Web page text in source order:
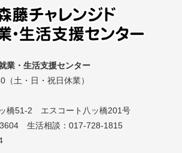
業・生活支援センター
土・日・祝日休業）
橋51-2 エスコート八ッ橋201号
生活相談：017-728-1815